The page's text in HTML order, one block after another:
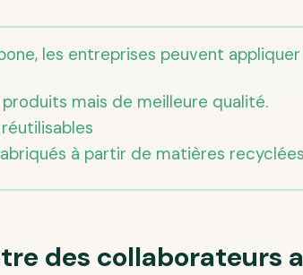
les entreprises peuvent
mais de meilleure qualité.
à partir de matières
des collaborateurs